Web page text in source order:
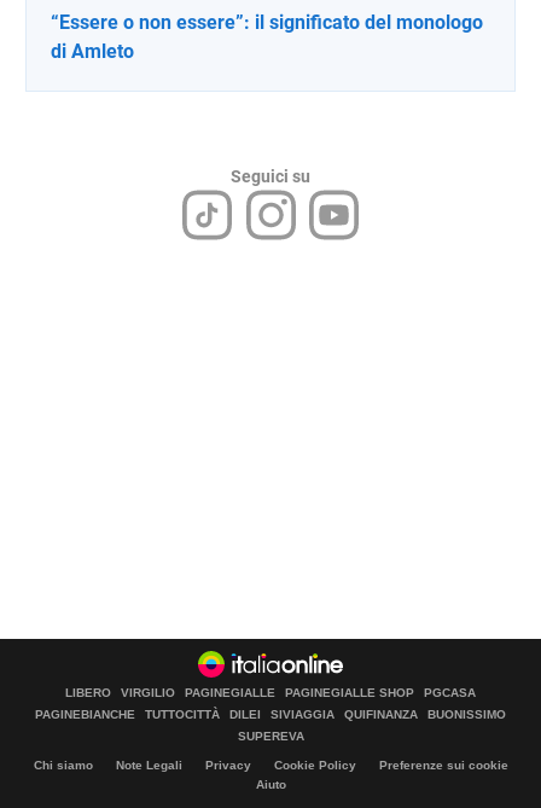
“Essere o non essere”: il significato del monologo
di Amleto
Seguici su
LIBERO VIRGILIO PAGINEGIALLE PAGINEGIALLE SHOP
PGCASA
PAGINEBIANCHE
TUTTOCITTÀ DILEI SIVIAGGIA QUIFINANZA
BUONISSIMO
SUPEREVA
Chi siamo Note Legali Privacy Cookie Policy
Preferenze sui cookie
Aiuto